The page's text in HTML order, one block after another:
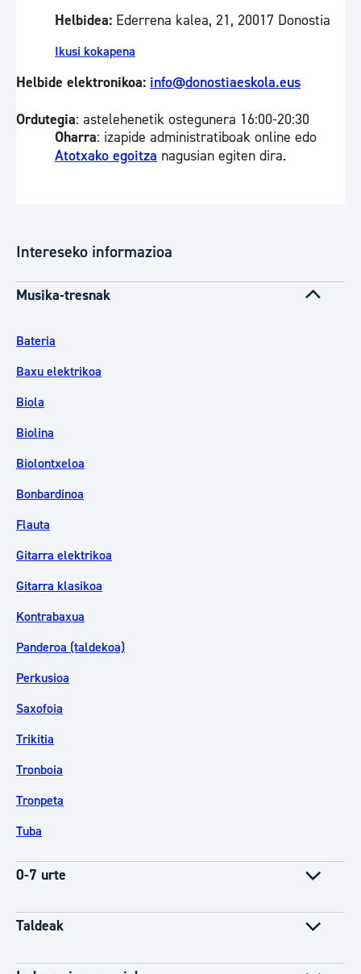
Helbidea: Ederrena kalea, 21, 20017 Donostia
Ikusi kokapena
Helbide elektronikoa: info@donostiaeskola.eus
Ordutegia: astelehenetik ostegunera 16:00-20:30
Oharra: izapide administratiboak online edo
Atotxako egoitza nagusian egiten dira.
Intereseko informazioa
Musika-tresnak
Bateria
Baxu elektrikoa
Biola
Biolina
Biolontxeloa
Bonbardinoa
Flauta
Gitarra elektrikoa
Gitarra klasikoa
Kontrabaxua
Panderoa (taldekoa)
Perkusioa
Saxofoia
Trikitia
Tronboia
Tronpeta
Tuba
0-7 urte
Taldeak